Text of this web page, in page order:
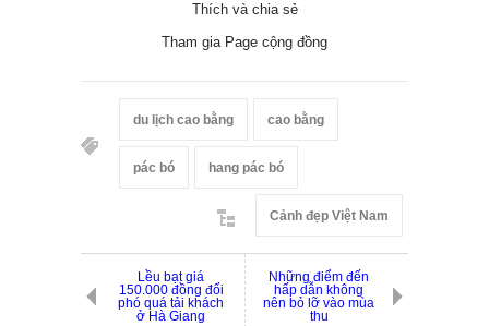
Thích và chia sẻ
Tham gia Page cộng đồng
du lịch cao bằng cao bằng
pác bó hang pác bó
Cảnh đẹp Việt Nam
Lều bạt giá
150.000 đồng đối
phó quá tải khách
ở Hà Giang
Những điểm đến
hấp dẫn không
nên bỏ lỡ vào mùa
thu